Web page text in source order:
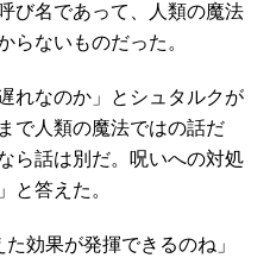
び名であって、人類の魔法
らないものだった。
れなのか」とシュタルクが
で人類の魔法ではの話だ
ら話は別だ。呪いへの対処
と答えた。
効果が発揮できるのね」